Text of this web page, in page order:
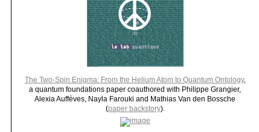
The Two-Spin Enigma: From the Helium Atom to Quantum Ontology,
a quantum foundations paper coauthored with Philippe Grangier,
Alexia Auffèves, Nayla Farouki and Mathias Van den Bossche
(paper backstory).